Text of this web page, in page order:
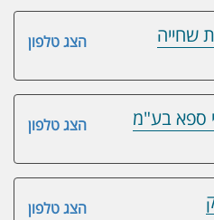
הצג טלפון שחייה
הצג טלפון ספא בע"מ
הצג טלפון